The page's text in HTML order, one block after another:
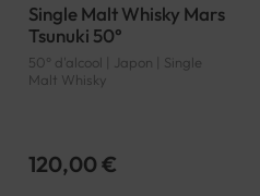
Single Malt Whisky Mars
Tsunuki 50°
50° d'alcool | Japon | Single
Malt Whisky
120,00 €